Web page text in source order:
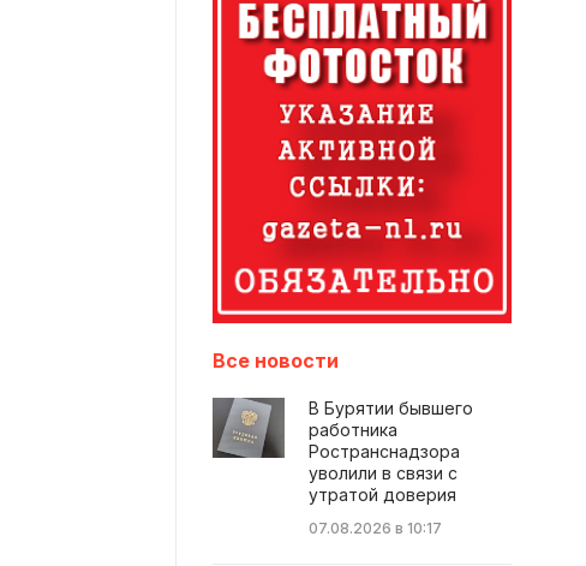
Все новости
В Бурятии бывшего
работника
Ространснадзора
уволили в связи с
утратой доверия
07.08.2026 в 10:17